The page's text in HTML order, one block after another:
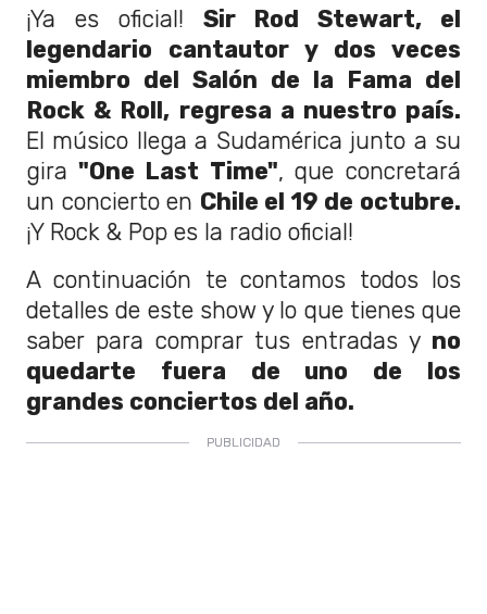
¡Ya es oficial! Sir Rod Stewart, el
legendario cantautor y dos veces
miembro del Salón de la Fama del
Rock & Roll, regresa a nuestro país.
El músico llega a Sudamérica junto a su
gira "One Last Time", que concretará
un concierto en Chile el 19 de octubre.
¡Y Rock & Pop es la radio oficial!
A continuación te contamos todos los
detalles de este show y lo que tienes que
saber para comprar tus entradas y no
quedarte fuera de uno de los
grandes conciertos del año.